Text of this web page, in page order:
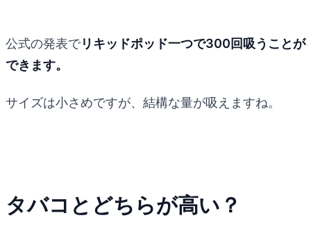
公式の発表でリキッドポッド一つで300回吸うことが
できます。
サイズは小さめですが、結構な量が吸えますね。
タバコとどちらが高い？